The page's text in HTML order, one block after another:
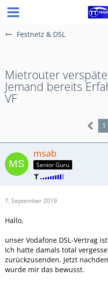
Festnetz & DSL
Mietrouter
Jemand bereits
VF
1
msab
Senior Guru
7. September 2019
Hallo,
unser Vodafone DSL-Vertrag
Ich hatte damals total
zurückzusenden. Jetzt
wurde mir das bewusst.